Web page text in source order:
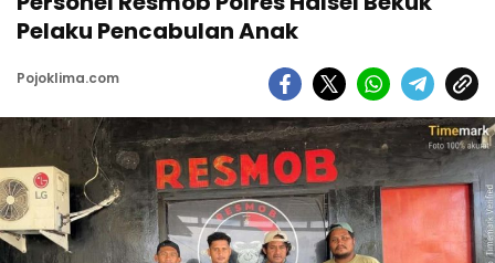
Pelaku Pencabulan Anak
Pojoklima.com